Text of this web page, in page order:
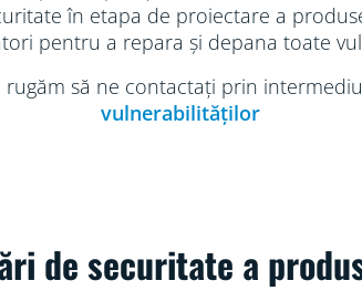
în etapa de proiectare a
pentru a repara și depana toate
să ne contactați prin
vulnerabilităților
de securitate a